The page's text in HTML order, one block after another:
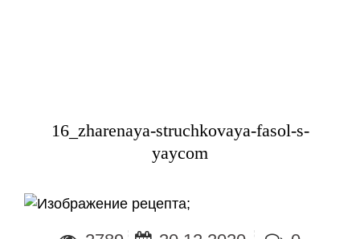
16_zharenaya-struchkovaya-fasol-s-
yaycom
;